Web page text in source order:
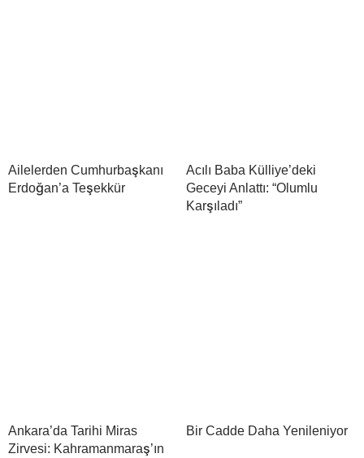
Ailelerden Cumhurbaşkanı
Erdoğan’a Teşekkür
Acılı Baba Külliye’deki
Geceyi Anlattı: “Olumlu
Karşıladı”
Ankara’da Tarihi Miras
Zirvesi: Kahramanmaraş’ın
Bir Cadde Daha Yenileniyor